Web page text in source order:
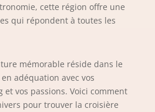
cette région offre une
qui répondent à toutes les
mémorable réside dans le
adéquation avec vos
vos passions. Voici comment
pour trouver la croisière